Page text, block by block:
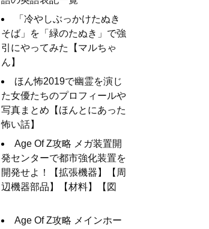
「冷やしぶっかけたぬき
そば」を「緑のたぬき」で強
引にやってみた【マルちゃ
ん】
ほん怖2019で幽霊を演じ
た女優たちのプロフィールや
写真まとめ【ほんとにあった
怖い話】
Age Of Z攻略 メガ装置開
発センターで都市強化装置を
開発せよ！【拡張機器】【周
辺機器部品】【材料】【図
Age Of Z攻略 メインホー